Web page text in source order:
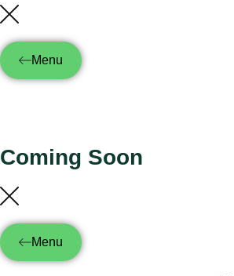
Menu
Coming Soon
Menu